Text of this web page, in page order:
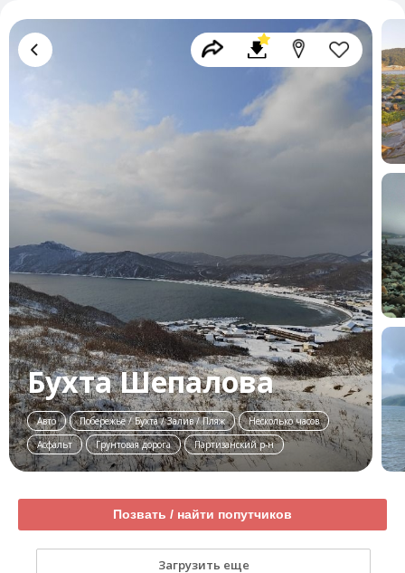
Бухта Шепалова
Авто Побережье / Бухта / Залив / Пляж
Несколько часов
Асфальт
Грунтовая дорога Партизанский р-н
Позвать / найти попутчиков
Загрузить еще